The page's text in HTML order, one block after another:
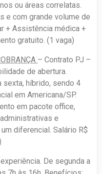
ou áreas correlatas.
e com grande volume de
+ Assistência médica +
gratuito. (1 vaga)
– Contrato PJ –
de abertura.
sexta, híbrido, sendo 4
em Americana/SP.
em pacote office,
e
diferencial. Salário R$
De segunda a